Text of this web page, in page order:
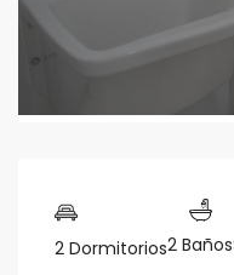
2 Dormitorios2 Baños